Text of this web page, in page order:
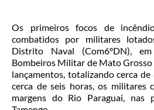
Os primeiros focos de
combatidos por militares
Distrito Naval (Com6ºDN),
Bombeiros Militar de Mato Grosso
lançamentos, totalizando cerca
cerca de seis horas, os militares
margens do Rio Paraguai, nas